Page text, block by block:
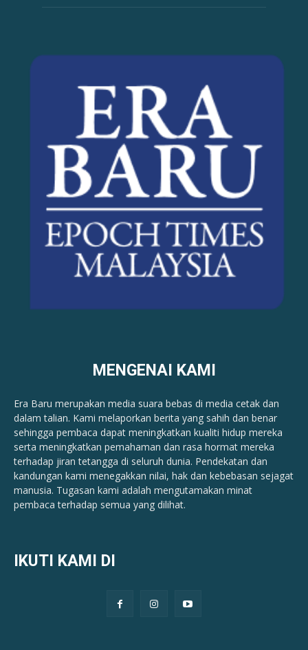
MENGENAI KAMI
Era Baru merupakan media suara bebas di media cetak dan
dalam talian. Kami melaporkan berita yang sahih dan benar ​​
sehingga pembaca dapat meningkatkan kualiti hidup mereka
serta meningkatkan pemahaman dan rasa hormat mereka
terhadap jiran tetangga di seluruh dunia. Pendekatan dan
kandungan kami menegakkan nilai, hak dan kebebasan sejagat
manusia. Tugasan kami adalah mengutamakan minat
pembaca terhadap semua yang dilihat.
IKUTI KAMI DI